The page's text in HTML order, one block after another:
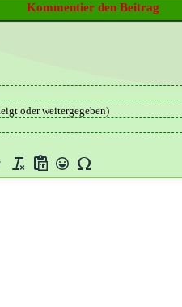
Kommentier den Beitrag
oder weitergegeben)